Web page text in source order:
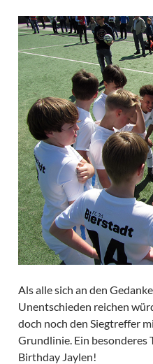
Als alle sich an den
Unentschieden reichen
doch noch den Siegtreffer
Grundlinie. Ein besonderes
Birthday Jaylen!